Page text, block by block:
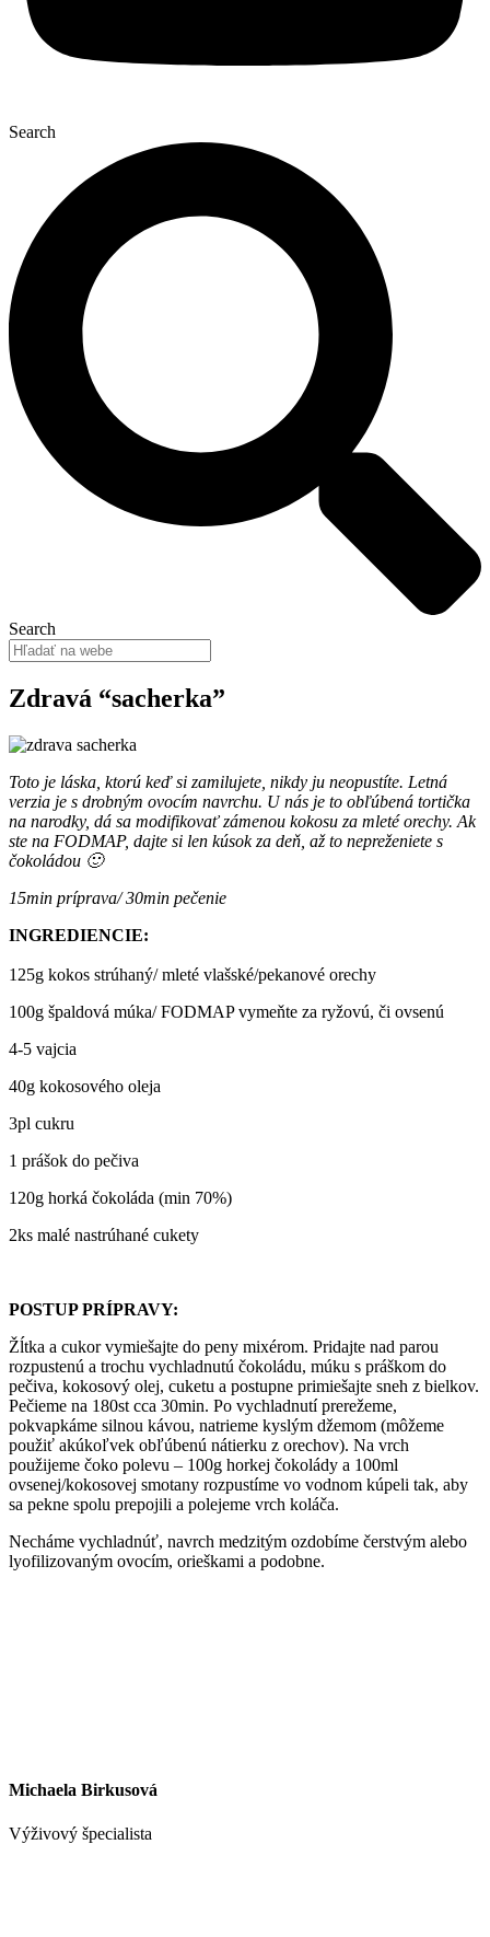
Search
Search
Zdravá “sacherka”
Toto je láska, ktorú keď si zamilujete, nikdy ju neopustíte. Letná
verzia je s drobným ovocím navrchu. U nás je to obľúbená tortička
na narodky, dá sa modifikovať zámenou kokosu za mleté orechy. Ak
ste na FODMAP, dajte si len kúsok za deň, až to nepreženiete s
čokoládou 🙂
15min príprava/ 30min pečenie
INGREDIENCIE:
125g kokos strúhaný/ mleté vlašské/pekanové orechy
100g špaldová múka/ FODMAP vymeňte za ryžovú, či ovsenú
4-5 vajcia
40g kokosového oleja
3pl cukru
1 prášok do pečiva
120g horká čokoláda (min 70%)
2ks malé nastrúhané cukety
POSTUP PRÍPRAVY:
Žĺtka a cukor vymiešajte do peny mixérom. Pridajte nad parou
rozpustenú a trochu vychladnutú čokoládu, múku s práškom do
pečiva, kokosový olej, cuketu a postupne primiešajte sneh z bielkov.
Pečieme na 180st cca 30min. Po vychladnutí prerežeme,
pokvapkáme silnou kávou, natrieme kyslým džemom (môžeme
použiť akúkoľvek obľúbenú nátierku z orechov). Na vrch
použijeme čoko polevu – 100g horkej čokolády a 100ml
ovsenej/kokosovej smotany rozpustíme vo vodnom kúpeli tak, aby
sa pekne spolu prepojili a polejeme vrch koláča.
Necháme vychladnúť, navrch medzitým ozdobíme čerstvým alebo
lyofilizovaným ovocím, orieškami a podobne.
Michaela Birkusová
Výživový špecialista